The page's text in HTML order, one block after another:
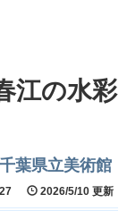
江の水彩
千葉県立美術館
2026/5/10 更新